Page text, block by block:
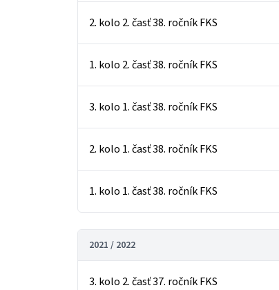
2. kolo 2. časť 38. ročník FKS
1. kolo 2. časť 38. ročník FKS
3. kolo 1. časť 38. ročník FKS
2. kolo 1. časť 38. ročník FKS
1. kolo 1. časť 38. ročník FKS
2021 / 2022
3. kolo 2. časť 37. ročník FKS